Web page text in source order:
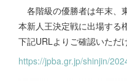
各階級の優勝者は年末、
本新人王決定戦に出場する
下記URLよりご確認いただ
https://jpba.gr.jp/shinjin/